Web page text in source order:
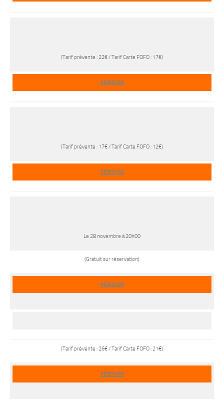
(Tarif prévente : 22€ / Tarif Carte FOFO : 17€)
RÉSERVER
(Tarif prévente : 17€ / Tarif Carte FOFO : 12€)
RÉSERVER
Le 28 novembre à 20h00
(Gratuit sur réservation)
RÉSERVER
(Tarif prévente : 26€ / Tarif Carte FOFO : 21€)
RÉSERVER